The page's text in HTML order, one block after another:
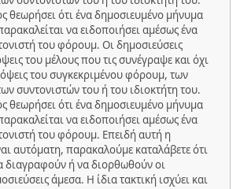
θεωρήσει ότι ένα δημοσιευμένο μήνυμα
να ειδοποιήσει αμέσως ένα
του φόρουμ. Οι δημοσιεύσεις
του μέλους που τις συνέγραψε και όχι
του συγκεκριμένου φόρουμ, των
συντονιστών του ή του ιδιοκτήτη του.
θεωρήσει ότι ένα δημοσιευμένο μήνυμα
να ειδοποιήσει αμέσως ένα
του φόρουμ. Επειδή αυτή η
αυτόματη, παρακαλούμε καταλάβετε ότι
διαγραφούν ή να διορθωθούν οι
άμεσα. Η ίδια τακτική ισχύει και